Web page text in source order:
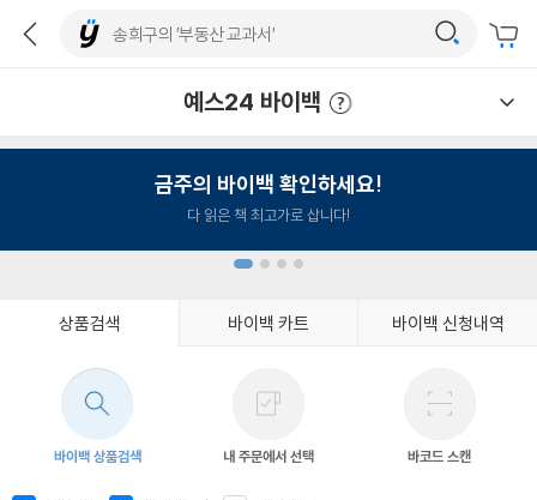
예스24 바이백
금주의 바이백 확인하세요!
다 읽은 책 최고가로 삽니다!
상품검색 바이백 카트 바이백 신청내역
바이백 상품검색 내 주문에서 선택 바코드 스캔